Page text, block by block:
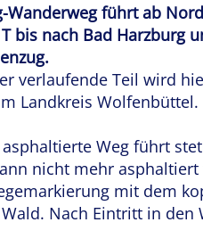
Wanderweg führt ab
bis nach Bad Harzburg
verlaufende Teil wird
Landkreis
Weg führt
nicht mehr
mit dem
Nach Eintritt in